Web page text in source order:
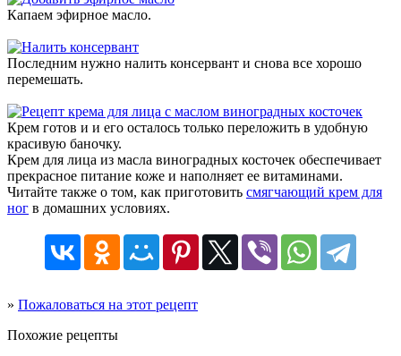
Капаем эфирное масло.
Последним нужно налить консервант и снова все хорошо
перемешать.
Крем готов и и его осталось только переложить в удобную
красивую баночку.
Крем для лица из масла виноградных косточек обеспечивает
прекрасное питание коже и наполняет ее витаминами.
Читайте также о том, как приготовить смягчающий крем для
ног в домашних условиях.
» Пожаловаться на этот рецепт
Похожие рецепты